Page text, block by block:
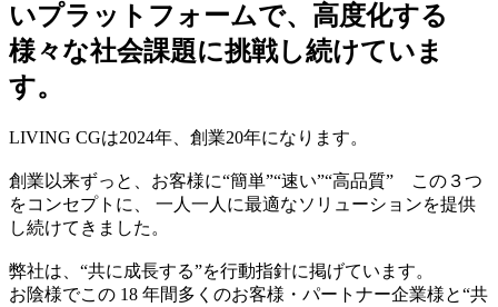
いプラットフォームで、高度化する
様々な社会課題に挑戦し続けていま
す。
LIVING CGは2024年、創業20年になります。
創業以来ずっと、お客様に“簡単”“速い”“高品質” この３つ
をコンセプトに、 一人一人に最適なソリューションを提供
し続けてきました。
弊社は、“共に成長する”を行動指針に掲げています。
お陰様でこの 18 年間多くのお客様・パートナー企業様と“共